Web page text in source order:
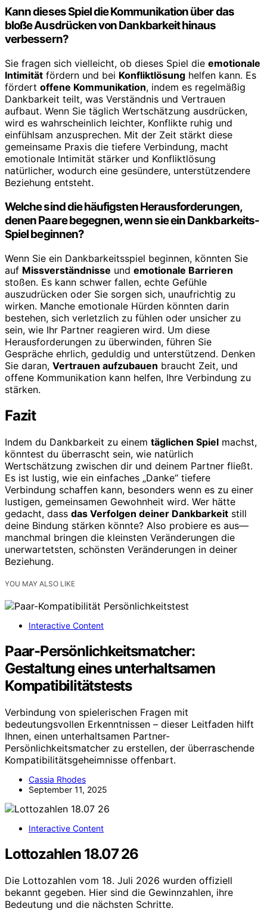
Kann dieses Spiel die Kommunikation über das
bloße Ausdrücken von Dankbarkeit hinaus
verbessern?
Sie fragen sich vielleicht, ob dieses Spiel die emotionale
Intimität fördern und bei Konfliktlösung helfen kann. Es
fördert offene Kommunikation, indem es regelmäßig
Dankbarkeit teilt, was Verständnis und Vertrauen
aufbaut. Wenn Sie täglich Wertschätzung ausdrücken,
wird es wahrscheinlich leichter, Konflikte ruhig und
einfühlsam anzusprechen. Mit der Zeit stärkt diese
gemeinsame Praxis die tiefere Verbindung, macht
emotionale Intimität stärker und Konfliktlösung
natürlicher, wodurch eine gesündere, unterstützendere
Beziehung entsteht.
Welche sind die häufigsten Herausforderungen,
denen Paare begegnen, wenn sie ein Dankbarkeits-
Spiel beginnen?
Wenn Sie ein Dankbarkeitsspiel beginnen, könnten Sie
auf Missverständnisse und emotionale Barrieren
stoßen. Es kann schwer fallen, echte Gefühle
auszudrücken oder Sie sorgen sich, unaufrichtig zu
wirken. Manche emotionale Hürden könnten darin
bestehen, sich verletzlich zu fühlen oder unsicher zu
sein, wie Ihr Partner reagieren wird. Um diese
Herausforderungen zu überwinden, führen Sie
Gespräche ehrlich, geduldig und unterstützend. Denken
Sie daran, Vertrauen aufzubauen braucht Zeit, und
offene Kommunikation kann helfen, Ihre Verbindung zu
stärken.
Fazit
Indem du Dankbarkeit zu einem täglichen Spiel machst,
könntest du überrascht sein, wie natürlich
Wertschätzung zwischen dir und deinem Partner fließt.
Es ist lustig, wie ein einfaches „Danke“ tiefere
Verbindung schaffen kann, besonders wenn es zu einer
lustigen, gemeinsamen Gewohnheit wird. Wer hätte
gedacht, dass das Verfolgen deiner Dankbarkeit still
deine Bindung stärken könnte? Also probiere es aus—
manchmal bringen die kleinsten Veränderungen die
unerwartetsten, schönsten Veränderungen in deiner
Beziehung.
YOU MAY ALSO LIKE
Interactive Content
Paar-Persönlichkeitsmatcher:
Gestaltung eines unterhaltsamen
Kompatibilitätstests
Verbindung von spielerischen Fragen mit
bedeutungsvollen Erkenntnissen – dieser Leitfaden hilft
Ihnen, einen unterhaltsamen Partner-
Persönlichkeitsmatcher zu erstellen, der überraschende
Kompatibilitätsgeheimnisse offenbart.
Cassia Rhodes
September 11, 2025
Interactive Content
Lottozahlen 18.07 26
Die Lottozahlen vom 18. Juli 2026 wurden offiziell
bekannt gegeben. Hier sind die Gewinnzahlen, ihre
Bedeutung und die nächsten Schritte.